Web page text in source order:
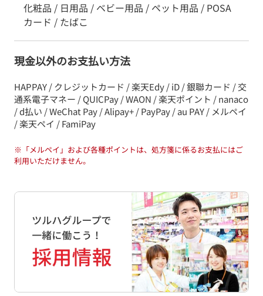
化粧品 / 日用品 / ベビー用品 / ペット用品 / POSA
カード / たばこ
現金以外のお支払い方法
HAPPAY / クレジットカード / 楽天Edy / iD / 銀聯カード / 交
通系電子マネー / QUICPay / WAON / 楽天ポイント / nanaco
/ d払い / WeChat Pay / Alipay+ / PayPay / au PAY / メルペイ
/ 楽天ペイ / FamiPay
※ 「メルペイ」および各種ポイントは、処方箋に係るお支払にはご
利用いただけません。